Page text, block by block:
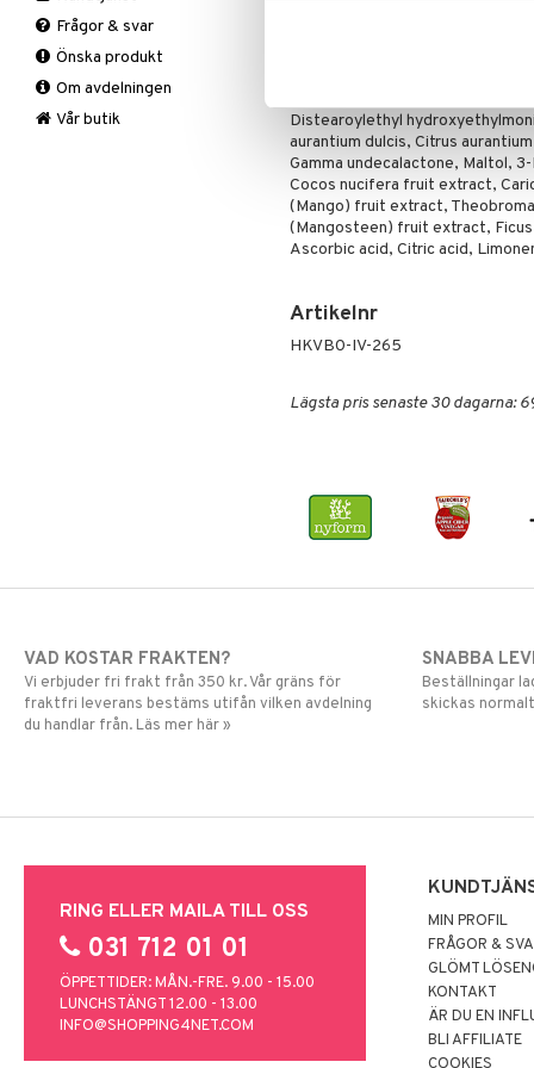
Aloe barbadensis leaf juice,
Glycerin, Brassicamidopropyl
Distearoylethyl
aurantium dulcis, Citrus
Gamma undecalactone, Maltol,
Cocos nucifera fruit extract,
(Mango) fruit extract,
(Mangosteen) fruit extract,
Ascorbic acid, Citric acid,
Artikelnr
HKVB0-IV-265
Lägsta pris senaste 30 dagarna:
Fasta
Fettförbränning
Måltidsersättning
Övriga
Antioxidanter
B vitaminer
Barn
C vitaminer
Kvinna
Frågor & svar
Önska produkt
Om avdelningen
Vår butik
VAD KOSTAR FRAKTEN?
Vi erbjuder fri frakt från 350 kr. Vår gräns för
fraktfri leverans bestäms utifån vilken avdelning
du handlar från. Läs mer här »
SNABBA
Beställningar
skickas
RING ELLER MAILA TILL OSS
031 712 01 01
ÖPPETTIDER: MÅN.-FRE. 9.00 - 15.00
LUNCHSTÄNGT 12.00 - 13.00
INFO@SHOPPING4NET.COM
MIN PROFIL
FRÅGOR &
GLÖMT
KONTAKT
ÄR DU EN
BLI AFFILIATE